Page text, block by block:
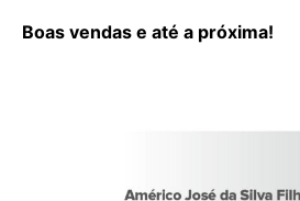
Boas vendas e até a próxima!